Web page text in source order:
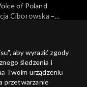
of Poland
Ciborowska –
of Poland”,
2024
aby wyrazić zgody
śledzenia i
Twoim urządzeniu
przetwarzanie